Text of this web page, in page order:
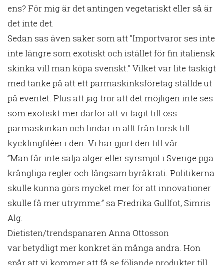
ens? För mig är det antingen vegetariskt eller så är
det inte det.
Sedan sas även saker som att ”Importvaror ses inte
inte längre som exotiskt och istället för fin italiensk
skinka vill man köpa svenskt.” Vilket var lite taskigt
med tanke på att ett parmaskinksföretag ställde ut
på eventet. Plus att jag tror att det möjligen inte ses
som exotiskt mer därför att vi tagit till oss
parmaskinkan och lindar in allt från torsk till
kycklingfiléer i den. Vi har gjort den till vår.
”Man får inte sälja alger eller syrsmjöl i Sverige pga
krångliga regler och långsam byråkrati. Politikerna
skulle kunna görs mycket mer för att innovationer
skulle få mer utrymme.” sa Fredrika Gullfot, Simris
Alg.
Dietisten/trendspanaren Anna Ottosson
var betydligt mer konkret än många andra. Hon